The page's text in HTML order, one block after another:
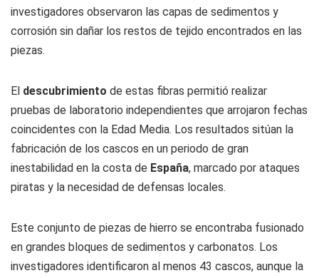
investigadores observaron las capas de sedimentos y
corrosión sin dañar los restos de tejido encontrados en las
piezas.
El descubrimiento de estas fibras permitió realizar
pruebas de laboratorio independientes que arrojaron fechas
coincidentes con la Edad Media. Los resultados sitúan la
fabricación de los cascos en un periodo de gran
inestabilidad en la costa de España, marcado por ataques
piratas y la necesidad de defensas locales.
Este conjunto de piezas de hierro se encontraba fusionado
en grandes bloques de sedimentos y carbonatos. Los
investigadores identificaron al menos 43 cascos, aunque la